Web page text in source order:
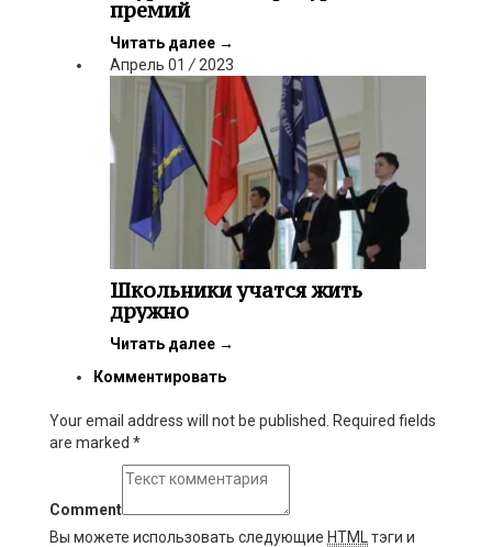
премий
Читать далее →
Апрель 01 / 2023
Школьники учатся жить
дружно
Читать далее →
Комментировать
Your email address will not be published. Required fields
are marked *
Comment
Вы можете использовать следующие HTML
тэги и